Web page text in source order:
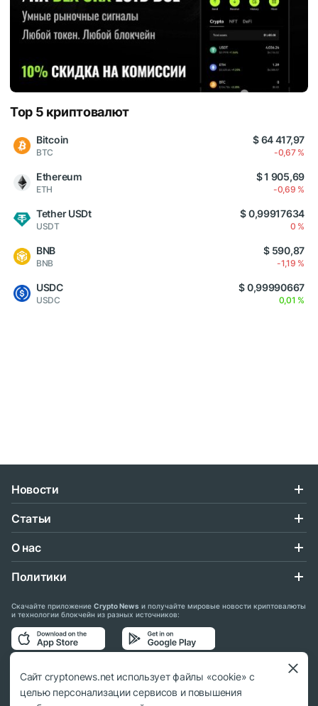
Top 5 криптовалют
Bitcoin
BTC
$ 64 417,97
-0,67 %
Ethereum
ETH
$ 1 905,69
-0,69 %
Tether USDt
USDT
$ 0,99917634
0 %
BNB
BNB
$ 590,87
-1,19 %
USDC
USDC
$ 0,99990667
0,01 %
Новости
Статьи
О нас
Политики
Скачайте приложение Crypto News и получайте мировые новости криптовалюты
и технологии блокчейн из разных источников:
Подписывайтесь на нас в социальных сетях:
Сайт cryptonews.net использует файлы «cookie» с
целью персонализации сервисов и повышения